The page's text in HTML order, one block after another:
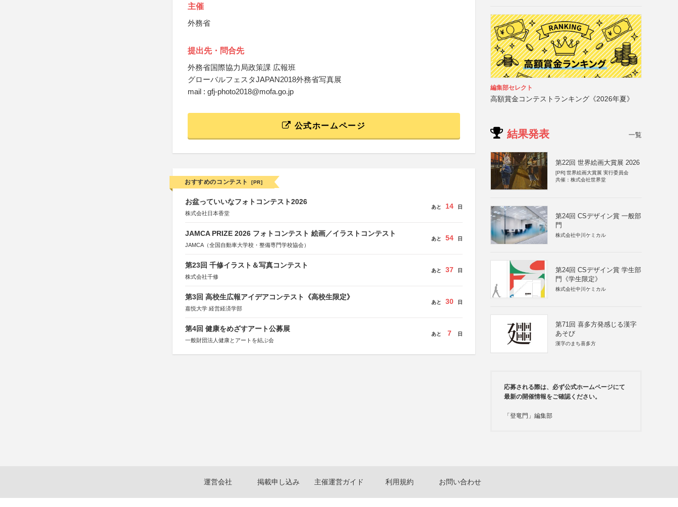
主催
外務省
提出先・問合先
外務省国際協力局政策課 広報班
グローバルフェスタJAPAN2018外務省写真展
mail : gfj-photo2018@mofa.go.jp
公式ホームページ
おすすめのコンテスト [PR]
お盆っていいなフォトコンテスト2026
株式会社日本香堂
あと 14 日
JAMCA PRIZE 2026 フォトコンテスト 絵画／イラストコンテスト
JAMCA（全国自動車大学校・整備専門学校協会）
あと 54 日
第23回 千修イラスト＆写真コンテスト
株式会社千修
あと 37 日
第3回 高校生広報アイデアコンテスト《高校生限定》
嘉悦大学 経営経済学部
あと 30 日
第4回 健康をめざすアート公募展
一般財団法人健康とアートを結ぶ会
あと 7 日
編集部セレクト
高額賞金コンテストランキング《2026年夏》
結果発表 一覧
第22回 世界絵画大賞展 2026
[PR] 世界絵画大賞展 実行委員会
共催：株式会社世界堂
第24回 CSデザイン賞 一般部
門
株式会社中川ケミカル
第24回 CSデザイン賞 学生部
門《学生限定》
株式会社中川ケミカル
第71回 喜多方発感じる漢字
あそび
漢字のまち喜多方
応募される際は、必ず公式ホームページにて
最新の開催情報をご確認ください。
「登竜門」編集部
運営会社 掲載申し込み 主催運営ガイド 利用規約 お問い合わせ